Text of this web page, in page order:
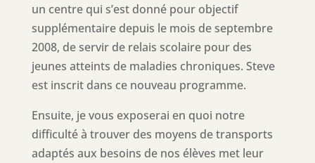
un centre qui s’est donné pour objectif
supplémentaire depuis le mois de septembre
2008, de servir de relais scolaire pour des
jeunes atteints de maladies chroniques. Steve
est inscrit dans ce nouveau programme.
Ensuite, je vous exposerai en quoi notre
difficulté à trouver des moyens de transports
adaptés aux besoins de nos élèves met leur